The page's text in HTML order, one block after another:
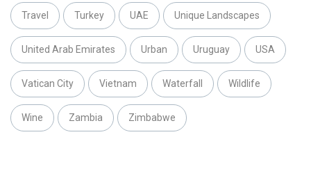
Travel Turkey UAE Unique Landscapes
United Arab Emirates Urban Uruguay USA
Vatican City Vietnam Waterfall Wildlife
Wine Zambia Zimbabwe